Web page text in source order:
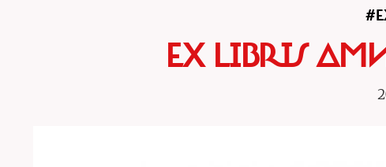
EX LIBRIS